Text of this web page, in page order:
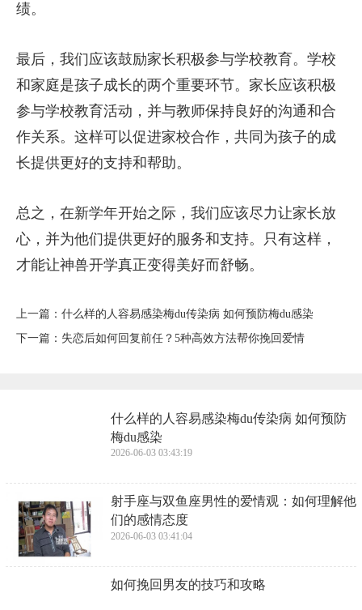
绩。
最后，我们应该鼓励家长积极参与学校教育。学校
和家庭是孩子成长的两个重要环节。家长应该积极
参与学校教育活动，并与教师保持良好的沟通和合
作关系。这样可以促进家校合作，共同为孩子的成
长提供更好的支持和帮助。
总之，在新学年开始之际，我们应该尽力让家长放
心，并为他们提供更好的服务和支持。只有这样，
才能让神兽开学真正变得美好而舒畅。
上一篇： ​什么样的人容易感染梅du传染病 如何预防梅du感染
下一篇： ​失恋后如何回复前任？5种高效方法帮你挽回爱情
​什么样的人容易感染梅du传染病 如何预防
梅du感染
2026-06-03 03:43:19
​射手座与双鱼座男性的爱情观：如何理解他
们的感情态度
2026-06-03 03:41:04
​如何挽回男友的技巧和攻略